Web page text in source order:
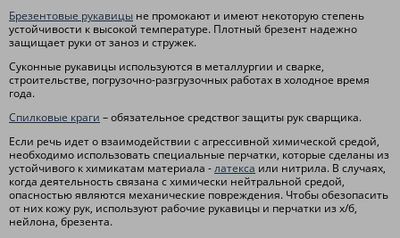
Брезентовые рукавицы не промокают и имеют некоторую степень
устойчивости к высокой температуре. Плотный брезент надежно
защищает руки от заноз и стружек.
Суконные рукавицы используются в металлургии и сварке,
строительстве, погрузочно-разгрузочных работах в холодное время
года.
Спилковые краги – обязательное средствог защиты рук сварщика.
Если речь идет о взаимодействии с агрессивной химической средой,
необходимо использовать специальные перчатки, которые сделаны из
устойчивого к химикатам материала -латекса или нитрила. В случаях,
когда деятельность связана с химически нейтральной средой,
опасностью являются механические повреждения. Чтобы обезопасить
от них кожу рук, используют рабочие рукавицы и перчатки из х/б,
нейлона, брезента.